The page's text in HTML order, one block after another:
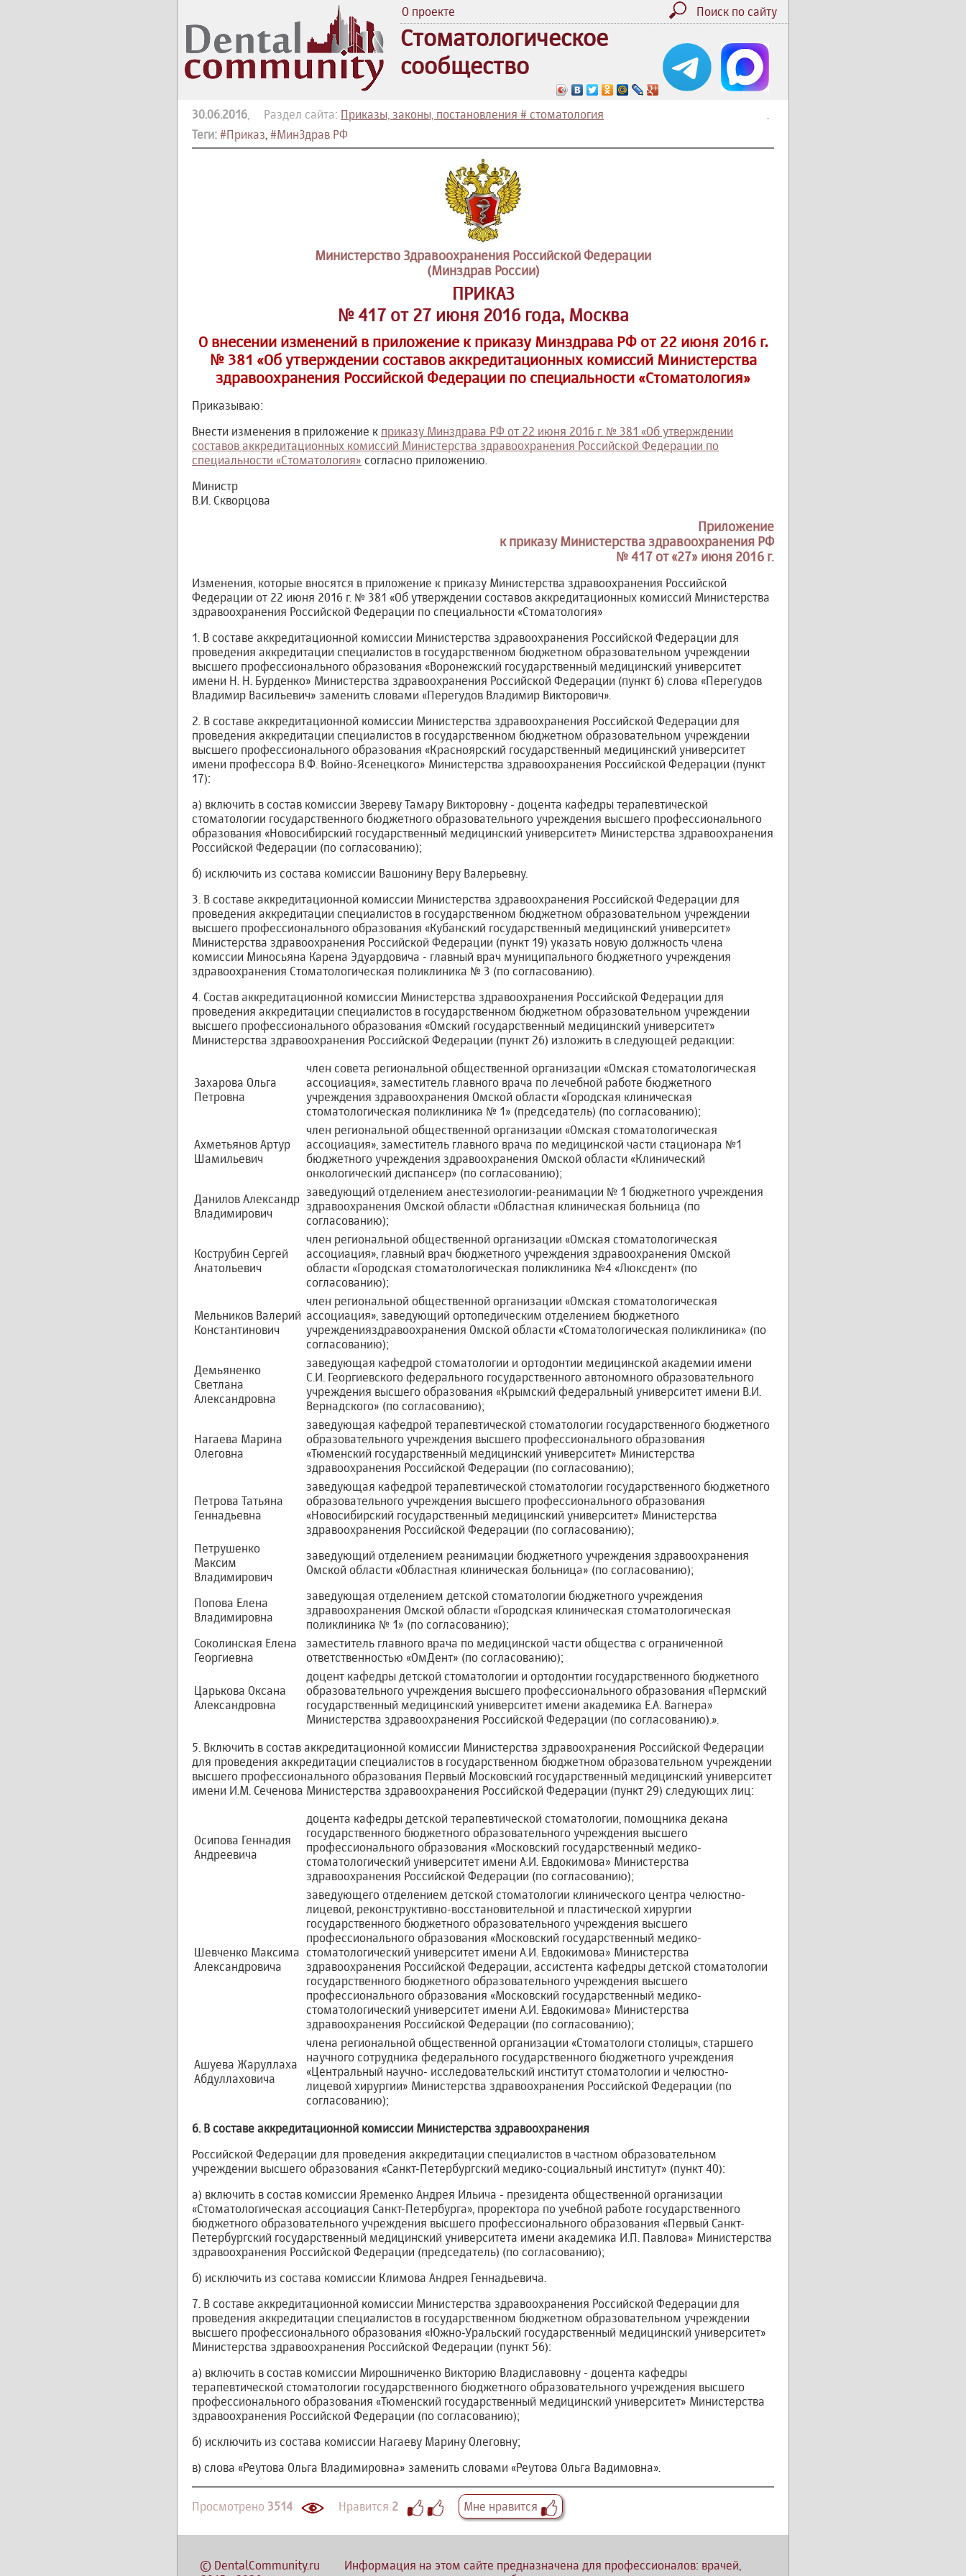
О проекте Поиск по сайту
Стоматологическое
сообщество
.
30.06.2016, Раздел сайта: Приказы, законы, постановления # стоматология
Теги: #Приказ, #МинЗдрав РФ
Министерство Здравоохранения Российской Федерации
(Минздрав России)
ПРИКАЗ
№ 417 от 27 июня 2016 года, Москва
О внесении изменений в приложение к приказу Минздрава РФ от 22 июня 2016 г.
№ 381 «Об утверждении составов аккредитационных комиссий Министерства
здравоохранения Российской Федерации по специальности «Стоматология»
Приказываю:
Внести изменения в приложение к приказу Минздрава РФ от 22 июня 2016 г. № 381 «Об утверждении
составов аккредитационных комиссий Министерства здравоохранения Российской Федерации по
специальности «Стоматология» согласно приложению.
Министр
В.И. Скворцова
Приложение
к приказу Министерства здравоохранения РФ
№ 417 от «27» июня 2016 г.
Изменения, которые вносятся в приложение к приказу Министерства здравоохранения Российской
Федерации от 22 июня 2016 г. № 381 «Об утверждении составов аккредитационных комиссий Министерства
здравоохранения Российской Федерации по специальности «Стоматология»
1. В составе аккредитационной комиссии Министерства здравоохранения Российской Федерации для
проведения аккредитации специалистов в государственном бюджетном образовательном учреждении
высшего профессионального образования «Воронежский государственный медицинский университет
имени Н. Н. Бурденко» Министерства здравоохранения Российской Федерации (пункт 6) слова «Перегудов
Владимир Васильевич» заменить словами «Перегудов Владимир Викторович».
2. В составе аккредитационной комиссии Министерства здравоохранения Российской Федерации для
проведения аккредитации специалистов в государственном бюджетном образовательном учреждении
высшего профессионального образования «Красноярский государственный медицинский университет
имени профессора В.Ф. Войно-Ясенецкого» Министерства здравоохранения Российской Федерации (пункт
17):
а) включить в состав комиссии Звереву Тамару Викторовну - доцента кафедры терапевтической
стоматологии государственного бюджетного образовательного учреждения высшего профессионального
образования «Новосибирский государственный медицинский университет» Министерства здравоохранения
Российской Федерации (по согласованию);
б) исключить из состава комиссии Вашонину Веру Валерьевну.
3. В составе аккредитационной комиссии Министерства здравоохранения Российской Федерации для
проведения аккредитации специалистов в государственном бюджетном образовательном учреждении
высшего профессионального образования «Кубанский государственный медицинский университет»
Министерства здравоохранения Российской Федерации (пункт 19) указать новую должность члена
комиссии Миносьяна Карена Эдуардовича - главный врач муниципального бюджетного учреждения
здравоохранения Стоматологическая поликлиника № 3 (по согласованию).
4. Состав аккредитационной комиссии Министерства здравоохранения Российской Федерации для
проведения аккредитации специалистов в государственном бюджетном образовательном учреждении
высшего профессионального образования «Омский государственный медицинский университет»
Министерства здравоохранения Российской Федерации (пункт 26) изложить в следующей редакции:
Захарова Ольга
Петровна
член совета региональной общественной организации «Омская стоматологическая
ассоциация», заместитель главного врача по лечебной работе бюджетного
учреждения здравоохранения Омской области «Городская клиническая
стоматологическая поликлиника № 1» (председатель) (по согласованию);
Ахметьянов Артур
Шамильевич
член региональной общественной организации «Омская стоматологическая
ассоциация», заместитель главного врача по медицинской части стационара №1
бюджетного учреждения здравоохранения Омской области «Клинический
онкологический диспансер» (по согласованию);
Данилов Александр
Владимирович
заведующий отделением анестезиологии-реанимации № 1 бюджетного учреждения
здравоохранения Омской области «Областная клиническая больница (по
согласованию);
Кострубин Сергей
Анатольевич
член региональной общественной организации «Омская стоматологическая
ассоциация», главный врач бюджетного учреждения здравоохранения Омской
области «Городская стоматологическая поликлиника №4 «Люксдент» (по
согласованию);
Мельников Валерий
Константинович
член региональной общественной организации «Омская стоматологическая
ассоциация», заведующий ортопедическим отделением бюджетного
учрежденияздравоохранения Омской области «Стоматологическая поликлиника» (по
согласованию);
Демьяненко
Светлана
Александровна
заведующая кафедрой стоматологии и ортодонтии медицинской академии имени
С.И. Георгиевского федерального государственного автономного образовательного
учреждения высшего образования «Крымский федеральный университет имени В.И.
Вернадского» (по согласованию);
Нагаева Марина
Олеговна
заведующая кафедрой терапевтической стоматологии государственного бюджетного
образовательного учреждения высшего профессионального образования
«Тюменский государственный медицинский университет» Министерства
здравоохранения Российской Федерации (по согласованию);
Петрова Татьяна
Геннадьевна
заведующая кафедрой терапевтической стоматологии государственного бюджетного
образовательного учреждения высшего профессионального образования
«Новосибирский государственный медицинский университет» Министерства
здравоохранения Российской Федерации (по согласованию);
Петрушенко
Максим
Владимирович
заведующий отделением реанимации бюджетного учреждения здравоохранения
Омской области «Областная клиническая больница» (по согласованию);
Попова Елена
Владимировна
заведующая отделением детской стоматологии бюджетного учреждения
здравоохранения Омской области «Городская клиническая стоматологическая
поликлиника № 1» (по согласованию);
Соколинская Елена
Георгиевна
заместитель главного врача по медицинской части общества с ограниченной
ответственностью «ОмДент» (по согласованию);
Царькова Оксана
Александровна
доцент кафедры детской стоматологии и ортодонтии государственного бюджетного
образовательного учреждения высшего профессионального образования «Пермский
государственный медицинский университет имени академика Е.А. Вагнера»
Министерства здравоохранения Российской Федерации (по согласованию).».
5. Включить в состав аккредитационной комиссии Министерства здравоохранения Российской Федерации
для проведения аккредитации специалистов в государственном бюджетном образовательном учреждении
высшего профессионального образования Первый Московский государственный медицинский университет
имени И.М. Сеченова Министерства здравоохранения Российской Федерации (пункт 29) следующих лиц:
Осипова Геннадия
Андреевича
доцента кафедры детской терапевтической стоматологии, помощника декана
государственного бюджетного образовательного учреждения высшего
профессионального образования «Московский государственный медико-
стоматологический университет имени А.И. Евдокимова» Министерства
здравоохранения Российской Федерации (по согласованию);
Шевченко Максима
Александровича
заведующего отделением детской стоматологии клинического центра челюстно-
лицевой, реконструктивно-восстановительной и пластической хирургии
государственного бюджетного образовательного учреждения высшего
профессионального образования «Московский государственный медико-
стоматологический университет имени А.И. Евдокимова» Министерства
здравоохранения Российской Федерации, ассистента кафедры детской стоматологии
государственного бюджетного образовательного учреждения высшего
профессионального образования «Московский государственный медико-
стоматологический университет имени А.И. Евдокимова» Министерства
здравоохранения Российской Федерации (по согласованию);
Ашуева Жаруллаха
Абдуллаховича
члена региональной общественной организации «Стоматологи столицы», старшего
научного сотрудника федерального государственного бюджетного учреждения
«Центральный научно- исследовательский институт стоматологии и челюстно-
лицевой хирургии» Министерства здравоохранения Российской Федерации (по
согласованию);
6. В составе аккредитационной комиссии Министерства здравоохранения
Российской Федерации для проведения аккредитации специалистов в частном образовательном
учреждении высшего образования «Санкт-Петербургский медико-социальный институт» (пункт 40):
а) включить в состав комиссии Яременко Андрея Ильича - президента общественной организации
«Стоматологическая ассоциация Санкт-Петербурга», проректора по учебной работе государственного
бюджетного образовательного учреждения высшего профессионального образования «Первый Санкт-
Петербургский государственный медицинский университета имени академика И.П. Павлова» Министерства
здравоохранения Российской Федерации (председатель) (по согласованию);
б) исключить из состава комиссии Климова Андрея Геннадьевича.
7. В составе аккредитационной комиссии Министерства здравоохранения Российской Федерации для
проведения аккредитации специалистов в государственном бюджетном образовательном учреждении
высшего профессионального образования «Южно-Уральский государственный медицинский университет»
Министерства здравоохранения Российской Федерации (пункт 56):
а) включить в состав комиссии Мирошниченко Викторию Владиславовну - доцента кафедры
терапевтической стоматологии государственного бюджетного образовательного учреждения высшего
профессионального образования «Тюменский государственный медицинский университет» Министерства
здравоохранения Российской Федерации (по согласованию);
б) исключить из состава комиссии Нагаеву Марину Олеговну;
в) слова «Реутова Ольга Владимировна» заменить словами «Реутова Ольга Вадимовна».
Просмотрено 3514 Нравится 2 Мне нравится
© DentalCommunity.ru
Информация на этом сайте предназначена для профессионалов: врачей,